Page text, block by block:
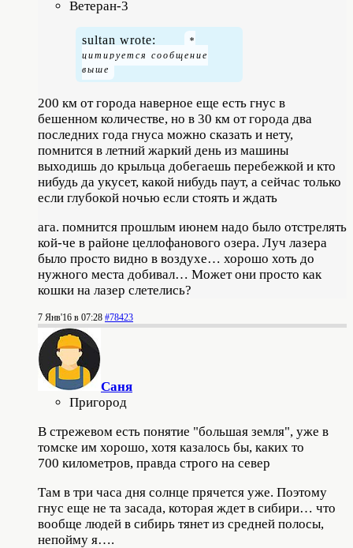
Ветеран-3
sultan wrote:
200 км от города наверное еще есть гнус в
бешенном количестве, но в 30 км от города два
последних года гнуса можно сказать и нету,
помнится в летний жаркий день из машины
выходишь до крыльца добегаешь перебежкой и кто
нибудь да укусет, какой нибудь паут, а сейчас только
если глубокой ночью если стоять и ждать
ага. помнится прошлым июнем надо было отстрелять
кой-че в районе целлофанового озера. Луч лазера
было просто видно в воздухе… хорошо хоть до
нужного места добивал… Может они просто как
кошки на лазер слетелись?
7 Янв'16 в 07:28 #78423
Саня
Пригород
В стрежевом есть понятие "большая земля", уже в
томске им хорошо, хотя казалось бы, каких то
700 километров, правда строго на север
Там в три часа дня солнце прячется уже. Поэтому
гнус еще не та засада, которая ждет в сибири… что
вообще людей в сибирь тянет из средней полосы,
непойму я….